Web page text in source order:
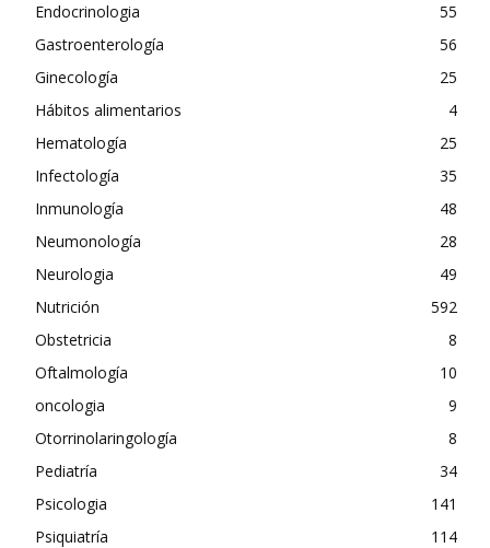
Endocrinologia
55
Gastroenterología
56
Ginecología
25
Hábitos alimentarios
4
Hematología
25
Infectología
35
Inmunología
48
Neumonología
28
Neurologia
49
Nutrición
592
Obstetricia
8
Oftalmología
10
oncologia
9
Otorrinolaringología
8
Pediatría
34
Psicologia
141
Psiquiatría
114